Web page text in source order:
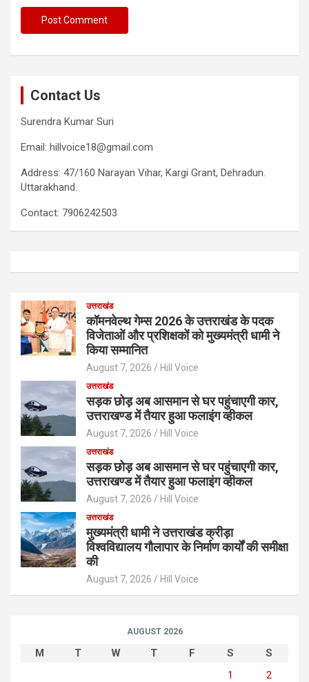
Contact Us
Surendra Kumar Suri
Email: hillvoice18@gmail.com
Address: 47/160 Narayan Vihar, Kargi Grant, Dehradun.
Uttarakhand.
Contact: 7906242503
उत्तराखंड
कॉमनवेल्थ गेम्स 2026 के उत्तराखंड के पदक
विजेताओं और प्रशिक्षकों को मुख्यमंत्री धामी ने
किया सम्मानित
August 7, 2026 Hill Voice
उत्तराखंड
सड़क छोड़ अब आसमान से घर पहुंचाएगी कार,
उत्तराखण्ड में तैयार हुआ फलाइंग व्हीकल
August 7, 2026 Hill Voice
उत्तराखंड
सड़क छोड़ अब आसमान से घर पहुंचाएगी कार,
उत्तराखण्ड में तैयार हुआ फलाइंग व्हीकल
August 7, 2026 Hill Voice
उत्तराखंड
मुख्यमंत्री धामी ने उत्तराखंड क्रीड़ा
विश्वविद्यालय गौलापार के निर्माण कार्यों की समीक्षा
की
August 7, 2026 Hill Voice
AUGUST 2026
M T W T F S
S
1
2